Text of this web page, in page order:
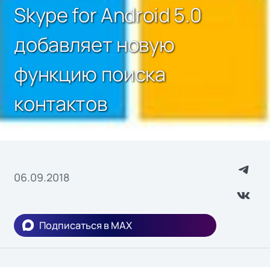
Skype for Android 5.0
добавляет новую
функцию поиска
контактов
06.09.2018
Подписаться в MAX